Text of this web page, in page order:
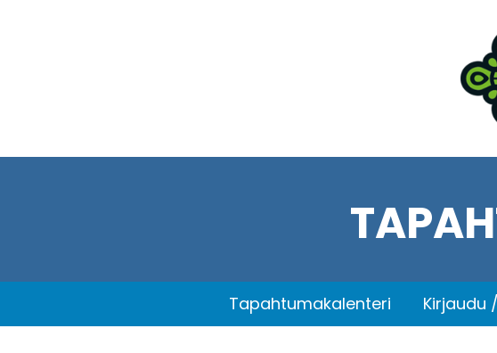
Tapahtumakalenteri Kirjaudu